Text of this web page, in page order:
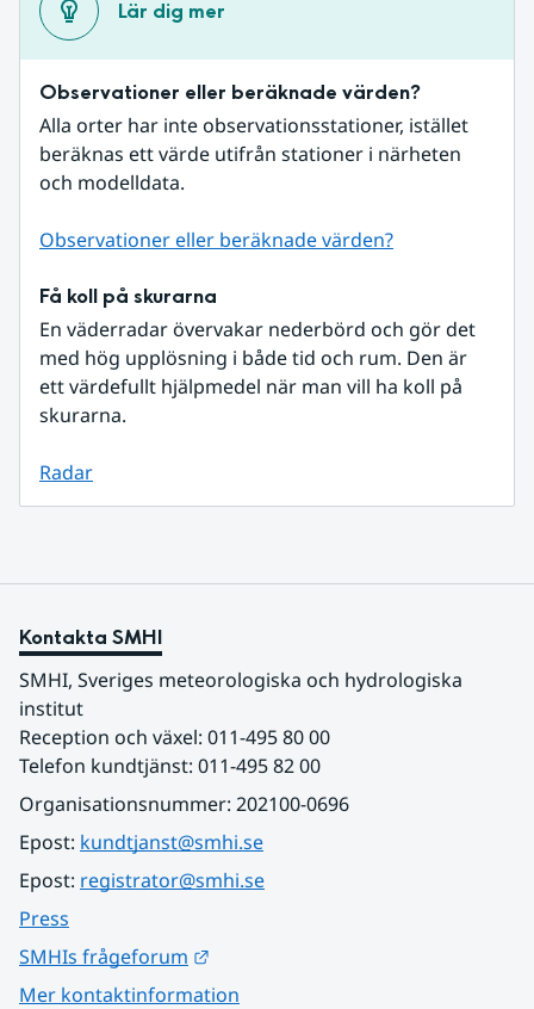
Lär dig mer
Observationer eller beräknade värden?
Alla orter har inte observationsstationer, istället
beräknas ett värde utifrån stationer i närheten
och modelldata.
Observationer eller beräknade värden?
Få koll på skurarna
En väderradar övervakar nederbörd och gör det
med hög upplösning i både tid och rum. Den är
ett värdefullt hjälpmedel när man vill ha koll på
skurarna.
Radar
Kontakta SMHI
SMHI, Sveriges meteorologiska och hydrologiska
institut
Reception och växel: 011-495 80 00
Telefon kundtjänst: 011-495 82 00
Organisationsnummer: 202100-0696
Epost: kundtjanst@smhi.se
Epost: registrator@smhi.se
Press
SMHIs frågeforum
Mer kontaktinformation